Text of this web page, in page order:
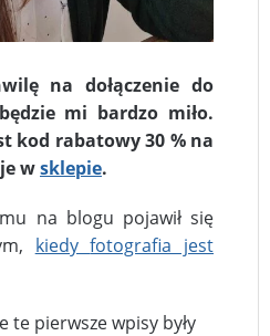
na dołączenie do
mi bardzo miło.
kod rabatowy 30 % na
wsklepie.
na blogu pojawił się
kiedyfotografia jest
te pierwsze wpisy były